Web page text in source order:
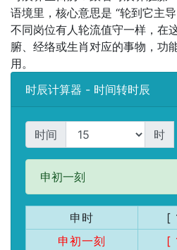
语境里，核心意思是 “轮到它主
不同岗位有人轮流值守一样，在
腑、经络或生肖对应的事物，功
用。
时辰计算器 - 时间转时辰
时间 时
申初一刻
申时
[
申初一刻
[